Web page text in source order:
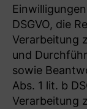
DSGVO, die
Verarbeitung
und
sowie
Abs. 1 lit. b
Verarbeitung